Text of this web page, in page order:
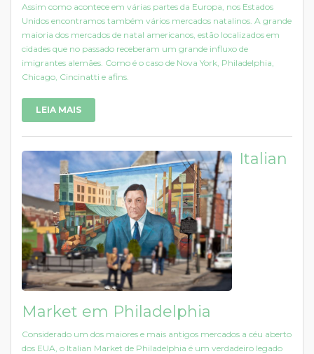
Assim como acontece em várias partes da Europa, nos Estados
Unidos encontramos também vários mercados natalinos. A grande
maioria dos mercados de natal americanos, estão localizados em
cidades que no passado receberam um grande influxo de
imigrantes alemães. Como é o caso de Nova York, Philadelphia,
Chicago, Cincinatti e afins.
LEIA MAIS
Italian
Market em Philadelphia
Considerado um dos maiores e mais antigos mercados a céu aberto
dos EUA, o Italian Market de Philadelphia é um verdadeiro legado